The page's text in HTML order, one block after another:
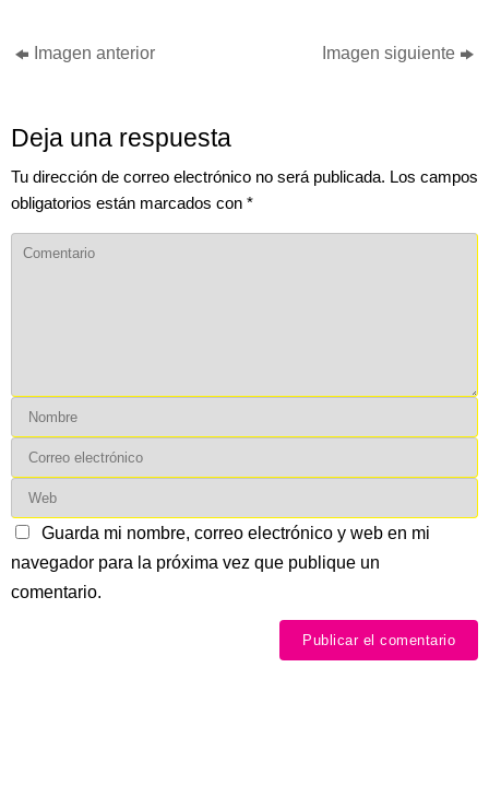
Imagen anterior Imagen siguiente
Deja una respuesta
Tu dirección de correo electrónico no será publicada. Los campos
obligatorios están marcados con *
Guarda mi nombre, correo electrónico y web en mi
navegador para la próxima vez que publique un
comentario.